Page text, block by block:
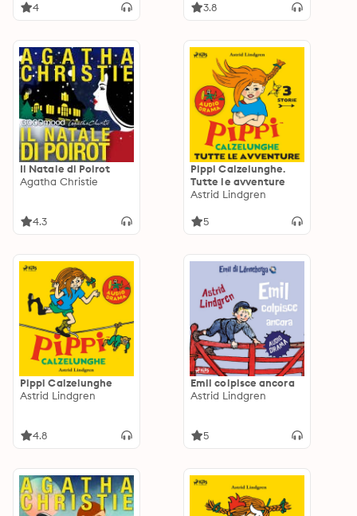
4 3.8
Il Natale di Poirot
Agatha Christie
4.3
Pippi Calzelunghe.
Tutte le avventure
Astrid Lindgren
5
Pippi Calzelunghe
Astrid Lindgren
4.8
Emil colpisce ancora
Astrid Lindgren
5